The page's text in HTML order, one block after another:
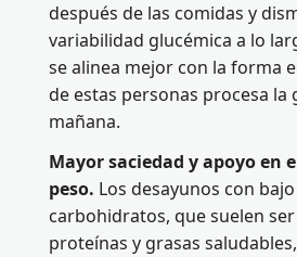
después de las comidas y
variabilidad glucémica a lo
se alinea mejor con la forma
de estas personas procesa la
mañana.
Mayor saciedad y apoyo en
peso. Los desayunos con
carbohidratos, que suelen
proteínas y grasas